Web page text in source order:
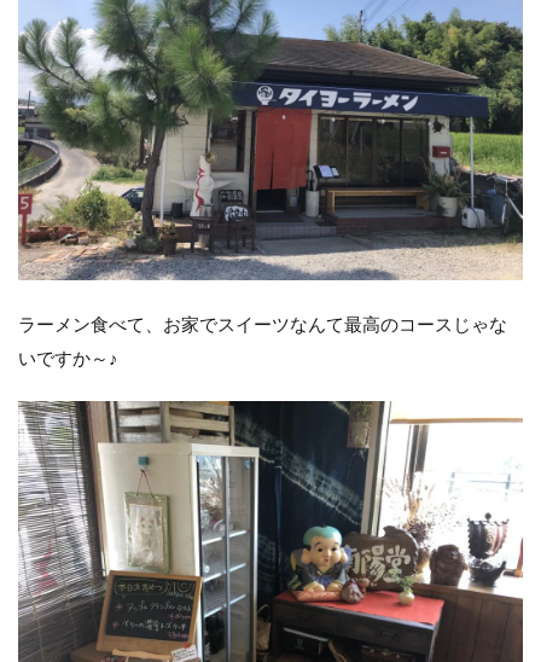
ラーメン食べて、お家でスイーツなんて最高のコースじゃな
いですか～♪